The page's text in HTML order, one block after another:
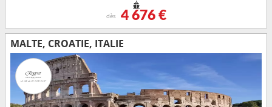
dès 4 676 €
MALTE, CROATIE, ITALIE